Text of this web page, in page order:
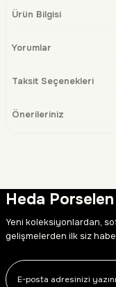
Ürün Bilgisi
Yorumlar
Taksit Seçenekleri
Önerileriniz
Heda Porselen
Yeni koleksiyonlardan,
gelişmelerden ilk siz